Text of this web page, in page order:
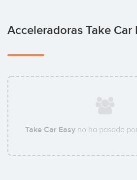
Acceleradoras Take Car
Take Car Easy no ha pasado